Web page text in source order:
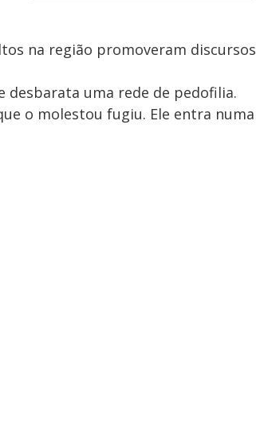
na região promoveram discursos
desbarata uma rede de pedofilia.
o molestou fugiu. Ele entra numa